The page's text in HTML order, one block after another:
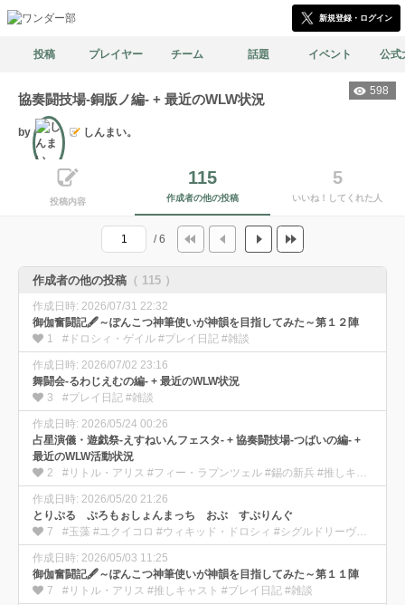
新規登録・ログイン
投稿 プレイヤー チーム 話題 イベント 公式
598
協奏闘技場-銅版ノ編- + 最近のWLW状況
by しんまい。
投稿内容
115
作成者の他の投稿
5
いいね！してくれた人
/ 6
作成者の他の投稿 （ 115 ）
作成日時: 2026/07/31 22:32
御伽奮闘記🖋️～ぽんこつ神筆使いが神韻を目指してみた～第１２陣
1
#ドロシィ・ゲイル #プレイ日記 #雑談
作成日時: 2026/07/02 23:16
舞闘会-るわじえむの編- + 最近のWLW状況
3
#プレイ日記 #雑談
作成日時: 2026/05/24 00:26
占星演儀・遊戯祭-えすねいんフェスタ- + 協奏闘技場-つばいの編- +
最近のWLW活動状況
2
#リトル・アリス #フィー・ラプンツェル #錫の新兵 #推しキャスト #プレイ日記 #動画 #雑談
作成日時: 2026/05/20 21:26
とりぷる ぷろもぉしょんまっち おぶ すぷりんぐ
7
#玉藻 #ユクイコロ #ウィキッド・ドロシィ #シグルドリーヴァ #プレイ日記 #動画 #雑談
作成日時: 2026/05/03 11:25
御伽奮闘記🖋️～ぽんこつ神筆使いが神韻を目指してみた～第１１陣
7
#リトル・アリス #推しキャスト #プレイ日記 #雑談